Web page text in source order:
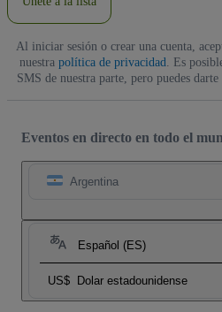
Al iniciar sesión o crear una cuenta,
nuestra política de privacidad. Es
SMS de nuestra parte, pero puedes
Eventos en directo en todo el
Argentina
Español (ES)
US$ Dolar estadounidense